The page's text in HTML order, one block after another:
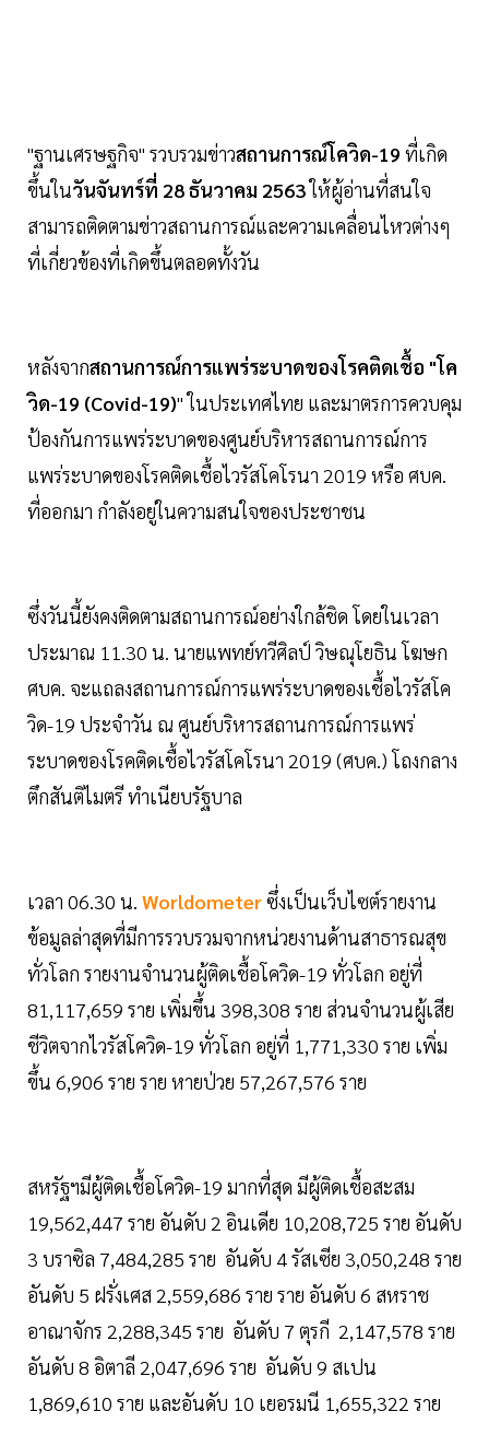
"ฐานเศรษฐกิจ" รวบรวมข่าวสถานการณ์โควิด-19 ที่เกิด
ขึ้นในวันจันทร์ที่ 28 ธันวาคม 2563ให้ผู้อ่านที่สนใจ
สามารถติดตามข่าวสถานการณ์และความเคลื่อนไหวต่างๆ
ที่เกี่ยวข้องที่เกิดขึ้นตลอดทั้งวัน
หลังจากสถานการณ์การแพร่ระบาดของโรคติดเชื้อ "โค
วิด-19 (Covid-19)" ในประเทศไทย และมาตรการควบคุม
ป้องกันการแพร่ระบาดของศูนย์บริหารสถานการณ์การ
แพร่ระบาดของโรคติดเชื้อไวรัสโคโรนา 2019 หรือ ศบค.
ที่ออกมา กำลังอยู่ในความสนใจของประชาชน
ซึ่งวันนี้ยังคงติดตามสถานการณ์อย่างใกล้ชิด โดยในเวลา
ประมาณ 11.30 น. นายแพทย์ทวีศิลป์ วิษณุโยธิน โฆษก
ศบค. จะแถลงสถานการณ์การแพร่ระบาดของเชื้อไวรัสโค
วิด-19 ประจำวัน ณ ศูนย์บริหารสถานการณ์การแพร่
ระบาดของโรคติดเชื้อไวรัสโคโรนา 2019 (ศบค.) โถงกลาง
ตึกสันติไมตรี ทำเนียบรัฐบาล
เวลา 06.30 น. Worldometerซึ่งเป็นเว็บไซต์รายงาน
ข้อมูลล่าสุดที่มีการรวบรวมจากหน่วยงานด้านสาธารณสุข
ทั่วโลก รายงานจำนวนผู้ติดเชื้อโควิด-19 ทั่วโลก อยู่ที่
81,117,659 ราย เพิ่มขึ้น 398,308 ราย ส่วนจำนวนผู้เสีย
ชีวิตจากไวรัสโควิด-19 ทั่วโลก อยู่ที่ 1,771,330 ราย เพิ่ม
ขึ้น 6,906 ราย ราย หายป่วย 57,267,576 ราย
สหรัฐฯมีผู้ติดเชื้อโควิด-19 มากที่สุด มีผู้ติดเชื้อสะสม
19,562,447 ราย อันดับ 2 อินเดีย 10,208,725 ราย อันดับ
3 บราซิล 7,484,285 ราย อันดับ 4 รัสเซีย 3,050,248 ราย
อันดับ 5 ฝรั่งเศส 2,559,686 ราย ราย อันดับ 6 สหราช
อาณาจักร 2,288,345 ราย อันดับ 7 ตุรกี 2,147,578 ราย
อันดับ 8 อิตาลี 2,047,696 ราย อันดับ 9 สเปน
1,869,610 ราย และอันดับ 10 เยอรมนี 1,655,322 ราย